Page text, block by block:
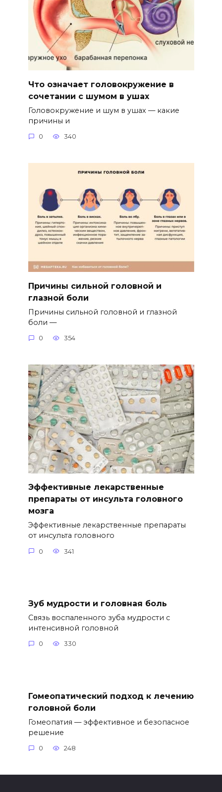
Что означает головокружение в
сочетании с шумом в ушах
Головокружение и шум в ушах — какие
причины и
0 340
Причины сильной головной и
глазной боли
Причины сильной головной и глазной
боли —
0 354
Эффективные лекарственные
препараты от инсульта головного
мозга
Эффективные лекарственные препараты
от инсульта головного
0 341
Зуб мудрости и головная боль
Связь воспаленного зуба мудрости с
интенсивной головной
0 330
Гомеопатический подход к лечению
головной боли
Гомеопатия — эффективное и безопасное
решение
0 248